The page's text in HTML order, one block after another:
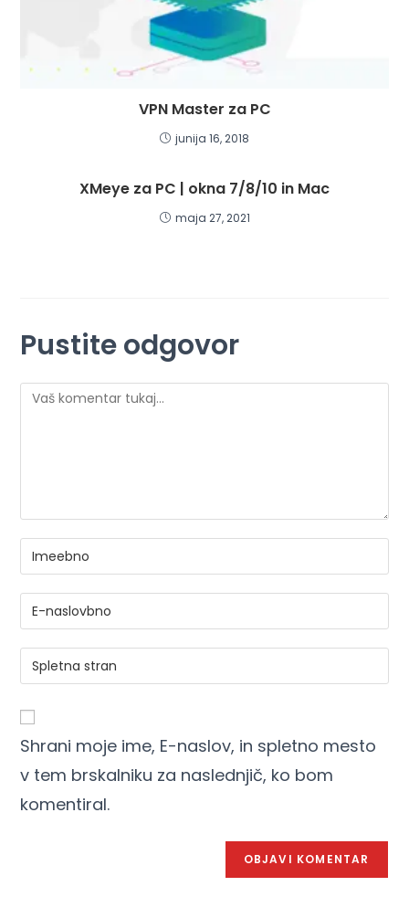
VPN Master za PC
junija 16, 2018
XMeye za PC | okna 7/8/10 in Mac
maja 27, 2021
Pustite odgovor
Shrani moje ime, E-naslov, in spletno mesto
v tem brskalniku za naslednjič, ko bom
komentiral.